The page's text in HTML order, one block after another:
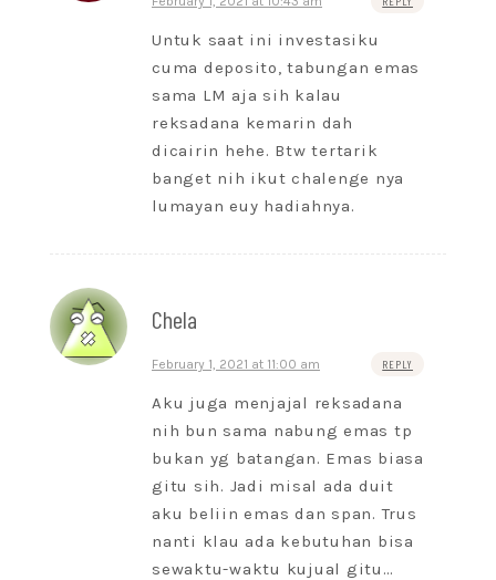
Untuk saat ini investasiku
cuma deposito, tabungan emas
sama LM aja sih kalau
reksadana kemarin dah
dicairin hehe. Btw tertarik
banget nih ikut chalenge nya
lumayan euy hadiahnya.
Chela
February 1, 2021 at 11:00 am REPLY
Aku juga menjajal reksadana
nih bun sama nabung emas tp
bukan yg batangan. Emas biasa
gitu sih. Jadi misal ada duit
aku beliin emas dan span. Trus
nanti klau ada kebutuhan bisa
sewaktu-waktu kujual gitu…